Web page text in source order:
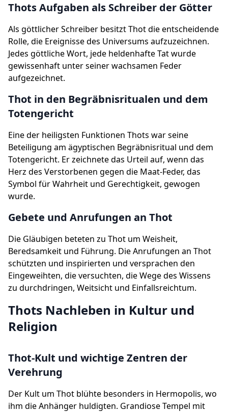
Thots Aufgaben als Schreiber der Götter
Als göttlicher Schreiber besitzt Thot die entscheidende
Rolle, die Ereignisse des Universums aufzuzeichnen.
Jedes göttliche Wort, jede heldenhafte Tat wurde
gewissenhaft unter seiner wachsamen Feder
aufgezeichnet.
Thot in den Begräbnisritualen und dem
Totengericht
Eine der heiligsten Funktionen Thots war seine
Beteiligung am ägyptischen Begräbnisritual und dem
Totengericht. Er zeichnete das Urteil auf, wenn das
Herz des Verstorbenen gegen die Maat-Feder, das
Symbol für Wahrheit und Gerechtigkeit, gewogen
wurde.
Gebete und Anrufungen an Thot
Die Gläubigen beteten zu Thot um Weisheit,
Beredsamkeit und Führung. Die Anrufungen an Thot
schützten und inspirierten und versprachen den
Eingeweihten, die versuchten, die Wege des Wissens
zu durchdringen, Weitsicht und Einfallsreichtum.
Thots Nachleben in Kultur und
Religion
Thot-Kult und wichtige Zentren der
Verehrung
Der Kult um Thot blühte besonders in Hermopolis, wo
ihm die Anhänger huldigten. Grandiose Tempel mit